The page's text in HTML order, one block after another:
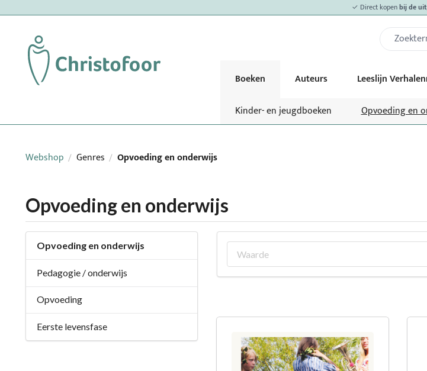
✓ Direct kopenbij de
Boeken Auteurs
Leeslijn
Kinder- en jeugdboeken
Opvoeding en
Webshop / Genres / Opvoeding en onderwijs
Opvoeding en onderwijs
Opvoeding en onderwijs
Pedagogie / onderwijs
Opvoeding
Eerste levensfase